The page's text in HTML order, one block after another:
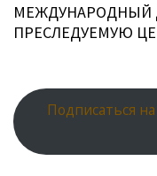
МЕЖДУНАРОДНЫЙ
ПРЕСЛЕДУЕМУЮ
Подписаться